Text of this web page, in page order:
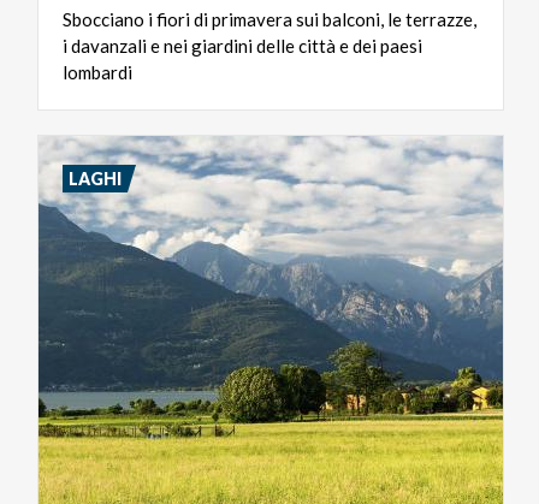
Sbocciano i fiori di primavera sui balconi, le terrazze,
i davanzali e nei giardini delle città e dei paesi
lombardi
LAGHI